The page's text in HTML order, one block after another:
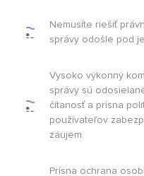
Nemusíte riešiť
správy odošle pod
Vysoko výkonný
správy sú
čítanosť a prísna
používateľov
záujem.
Prísna ochrana